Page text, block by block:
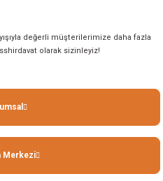
değerli müşterilerimize daha fazla
olarak sizinleyiz!
Merkezi